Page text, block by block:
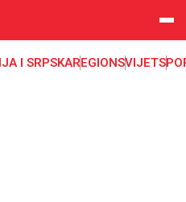
I SRPSKAREGIONSVIJET